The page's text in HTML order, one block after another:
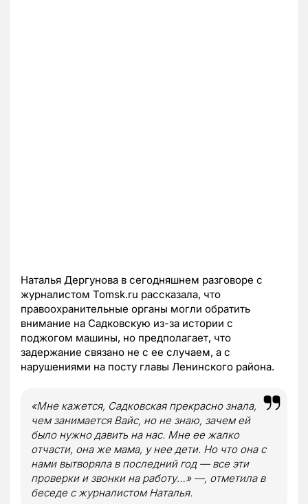
Наталья Дергунова в сегодняшнем разговоре с
журналистом Tomsk.ru рассказала, что
правоохранительные органы могли обратить
внимание на Садковскую из-за истории с
поджогом машины, но предполагает, что
задержание связано не с ее случаем, а с
нарушениями на посту главы Ленинского района.
«Мне кажется, Садковская прекрасно знала,
чем занимается Вайс, но не знаю, зачем ей
было нужно давить на нас. Мне ее жалко
отчасти, она же мама, у нее дети. Но что она с
нами вытворяла в последний год — все эти
проверки и звонки на работу…» —, отметила в
беседе с журналистом Наталья.